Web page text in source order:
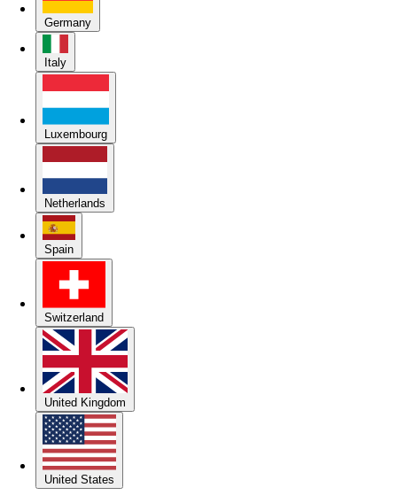
Germany
Italy
Luxembourg
Netherlands
Spain
Switzerland
United Kingdom
United States